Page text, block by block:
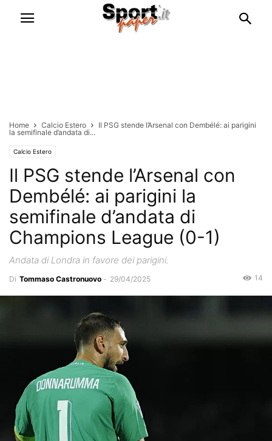
Home Calcio Estero
Il PSG stende l’Arsenal con Dembélé: ai parigini
la semifinale d’andata di...
Calcio Estero
Il PSG stende l’Arsenal con
Dembélé: ai parigini la
semifinale d’andata di
Champions League (0-1)
Andata di Londra in favore dei parigini.
Di Tommaso Castronuovo - 29/04/2025 14